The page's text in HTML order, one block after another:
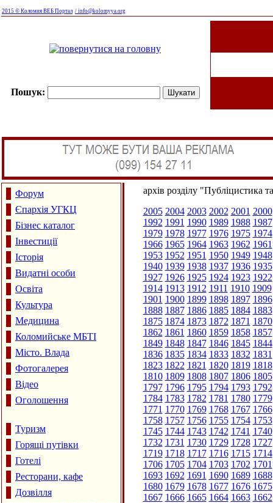
2015 © Коломия ВЕБ Портал / info@kolomyya.org
Пошук:
Форум
Єпархія УГКЦ
Бізнес каталог
Інвестиції
Історія
Видатні особи
Освіта
Культура
Медицина
Коломийське МБТІ
Місто. Влада
Фотогалерея
Відео
Оголошення
Туризм
Горящі путівки
Готелі
Ресторани, кафе
Дозвілля
архів розділу "Публіцистика
2005 2004 2003 2002 2001 2000
1992 1991 1990 1989 1988 1987
1979 1978 1977 1976 1975 1974
1966 1965 1964 1963 1962 1961
1953 1952 1951 1950 1949 1948
1940 1939 1938 1937 1936 1935
1927 1926 1925 1924 1923 1922
1914 1913 1912 1911 1910 1909
1901 1900 1899 1898 1897 1896
1888 1887 1886 1885 1884 1883
1875 1874 1873 1872 1871 1870
1862 1861 1860 1859 1858 1857
1849 1848 1847 1846 1845 1844
1836 1835 1834 1833 1832 1831
1823 1822 1821 1820 1819 1818
1810 1809 1808 1807 1806 1805
1797 1796 1795 1794 1793 1792
1784 1783 1782 1781 1780 1779
1771 1770 1769 1768 1767 1766
1758 1757 1756 1755 1754 1753
1745 1744 1743 1742 1741 1740
1732 1731 1730 1729 1728 1727
1719 1718 1717 1716 1715 1714
1706 1705 1704 1703 1702 1701
1693 1692 1691 1690 1689 1688
1680 1679 1678 1677 1676 1675
1667 1666 1665 1664 1663 1662